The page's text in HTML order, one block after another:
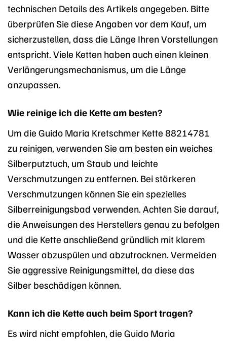
technischen Details des Artikels angegeben. Bitte
überprüfen Sie diese Angaben vor dem Kauf, um
sicherzustellen, dass die Länge Ihren Vorstellungen
entspricht. Viele Ketten haben auch einen kleinen
Verlängerungsmechanismus, um die Länge
anzupassen.
Wie reinige ich die Kette am besten?
Um die Guido Maria Kretschmer Kette 88214781
zu reinigen, verwenden Sie am besten ein weiches
Silberputztuch, um Staub und leichte
Verschmutzungen zu entfernen. Bei stärkeren
Verschmutzungen können Sie ein spezielles
Silberreinigungsbad verwenden. Achten Sie darauf,
die Anweisungen des Herstellers genau zu befolgen
und die Kette anschließend gründlich mit klarem
Wasser abzuspülen und abzutrocknen. Vermeiden
Sie aggressive Reinigungsmittel, da diese das
Silber beschädigen können.
Kann ich die Kette auch beim Sport tragen?
Es wird nicht empfohlen, die Guido Maria